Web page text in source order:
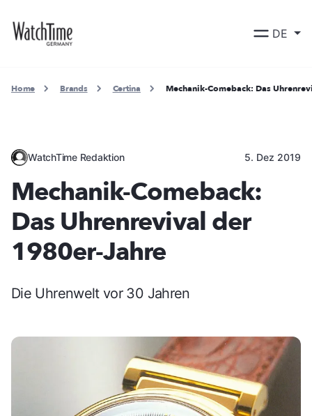
DE
Home Brands Certina Mechanik-Comeback: Das
WatchTime Redaktion 5. Dez 2019
Mechanik-Comeback:
Das Uhrenrevival der
1980er-Jahre
Die Uhrenwelt vor 30 Jahren